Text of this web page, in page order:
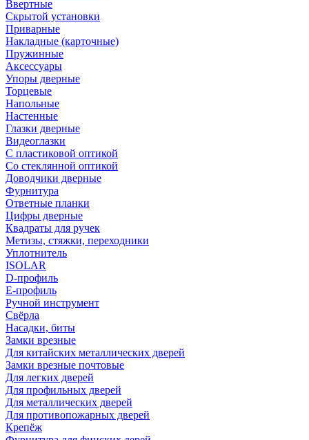
Ввертные
Скрытой установки
Приварные
Накладные (карточные)
Пружинные
Аксессуары
Упоры дверные
Торцевые
Напольные
Настенные
Глазки дверные
Видеоглазки
С пластиковой оптикой
Со стеклянной оптикой
Доводчики дверные
Фурнитура
Ответные планки
Цифры дверные
Квадраты для ручек
Метизы, стяжки, переходники
Уплотнитель
ISOLAR
D-профиль
Е-профиль
Ручной инструмент
Свёрла
Насадки, биты
Замки врезные
Для китайских металлических дверей
Замки врезные почтовые
Для легких дверей
Для профильных дверей
Для металлических дверей
Для противопожарных дверей
Крепёж